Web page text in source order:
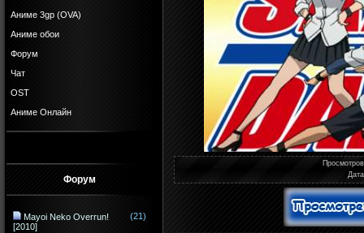
Аниме 3gp (OVA)
Аниме обои
Форум
Чат
OST
Аниме Онлайн
Форум
Mayoi Neko Overrun!
[2010]
(21)
Просмотров
Дата